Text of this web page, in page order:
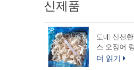
신제품
도매 신선
스 오징어 링
더 읽기